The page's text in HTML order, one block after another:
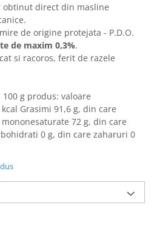
obtinut direct din masline
de origine protejata - P.D.O.
de maxim 0,3%.
si racoros, ferit de razele
g produs: valoare
Grasimi 91,6 g, din care
72 g, din care
0 g, din care zaharuri 0